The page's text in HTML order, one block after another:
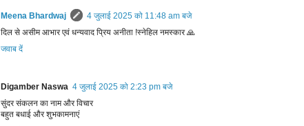
Meena Bhardwaj
4 जुलाई 2025 को 11:48 am बजे
दिल से असीम आभार एवं धन्यवाद प्रिय अनीता !स्नेहिल नमस्कार 🙏
जवाब दें
Digamber Naswa 4 जुलाई 2025 को 2:23 pm बजे
सुंदर संकलन का नाम और विचार
बहुत बधाई और शुभकामनाएं